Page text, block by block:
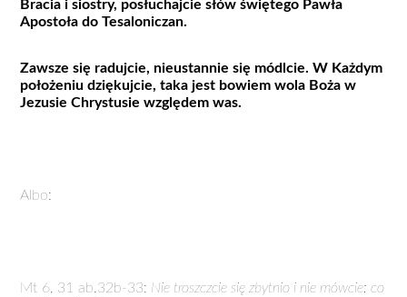
Bracia i siostry, posłuchajcie słów świętego Pawła
Apostoła do Tesaloniczan.
Zawsze się radujcie, nieustannie się módlcie. W Każdym
położeniu dziękujcie, taka jest bowiem wola Boża w
Jezusie Chrystusie względem was.
Albo:
Mt 6, 31 ab.32b-33: Nie troszczcie się zbytnio i nie mówcie: co